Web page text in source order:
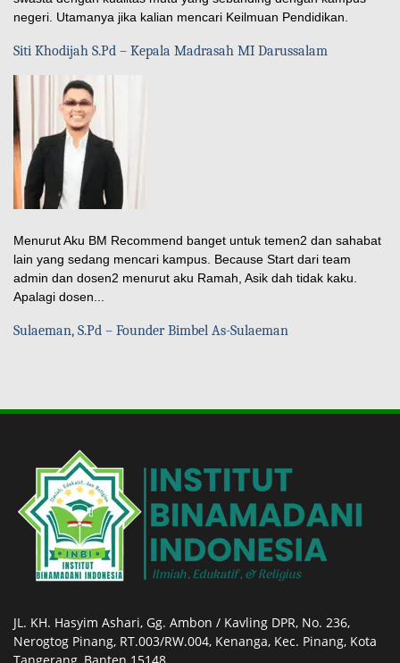
negeri. Utamanya jika kalian mencari Keilmuan Pendidikan.
Siti Khodijah S.Pd – Kepala Madrasah MI Darussalam
Menurut Aku BM Recommend banget untuk temen2 dan sahabat
lain yang sedang mencari kampus. Because Start dari team
admin dan dosen2 menurut aku Ramah, Asik dah tidak kaku.
Apalagi dosen...
Sulaeman, S.Pd – Founder Bimbel As-Sulaeman
JL. KH. Hasyim Ashari, Gg. Ambon / Kavling DPR, No. 236,
Nerogtog Pinang, RT.003/RW.004, Kenanga, Kec. Pinang, Kota
Tangerang, Banten 15148